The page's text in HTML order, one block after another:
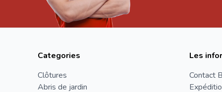
Categories
Clôtures
Abris de jardin
Les
Contact